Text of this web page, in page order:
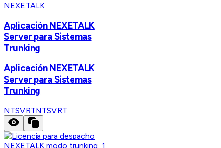
NEXETALK
Aplicación NEXETALK
Server para Sistemas
Trunking
Aplicación NEXETALK
Server para Sistemas
Trunking
NTSVRTNTSVRT